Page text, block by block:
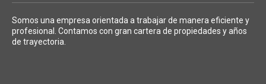
Somos una empresa orientada a trabajar de manera eficiente y
profesional. Contamos con gran cartera de propiedades y años
de trayectoria.